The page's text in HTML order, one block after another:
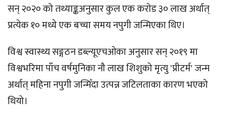
सन् २०२० को तथ्याङ्कअनुसार कुल एक करोड ३० लाख अर्थात्
प्रत्येक १० मध्ये एक बच्चा समय नपुगी जन्मिएका थिए।
विश्व स्वास्थ्य सङ्गठन डब्ल्यूएचओका अनुसार सन् २०१९ मा
विश्वभरिमा पाँच वर्षमुनिका नौ लाख शिशुको मृत्यु 'प्रीटर्म' जन्म
अर्थात् महिना नपुगी जन्मिँदा उत्पन्न जटिलताका कारण भएको
थियो।